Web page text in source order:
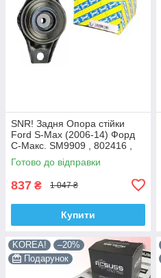
SNR! Задня Опора стійки
Ford S-Max (2006-14) Форд
С-Макс. SM9909 , 802416 ,
KB952.10 , VKDA40436
Готово до відправки
837 ₴ 1 047 ₴
Купити
KOREA!
–20%
Подарунок